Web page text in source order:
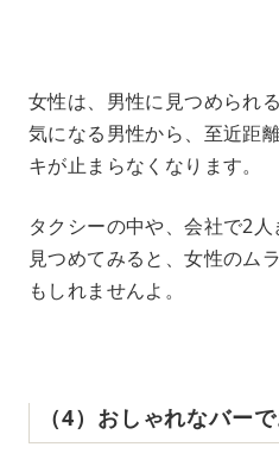
女性は、男性に見つめられ
気になる男性から、至近距
キが止まらなくなります。
タクシーの中や、会社で2
見つめてみると、女性のム
もしれませんよ。
（‌4‌）‌おしゃれなバー